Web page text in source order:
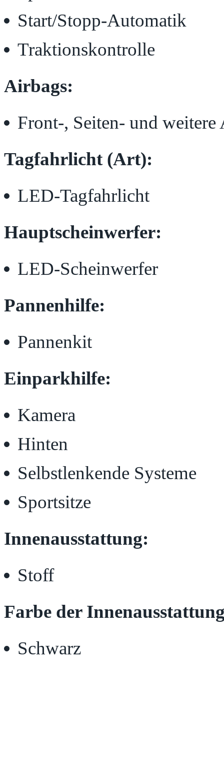
Start/Stopp-Automatik
Traktionskontrolle
Airbags:
Front-, Seiten- und weitere
Tagfahrlicht (Art):
LED-Tagfahrlicht
Hauptscheinwerfer:
LED-Scheinwerfer
Pannenhilfe:
Pannenkit
Einparkhilfe:
Kamera
Hinten
Selbstlenkende Systeme
Sportsitze
Innenausstattung:
Stoff
Farbe der
Schwarz